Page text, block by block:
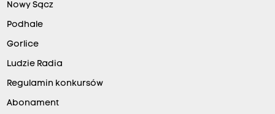
Nowy Sącz
Podhale
Gorlice
Ludzie Radia
Regulamin konkursów
Abonament